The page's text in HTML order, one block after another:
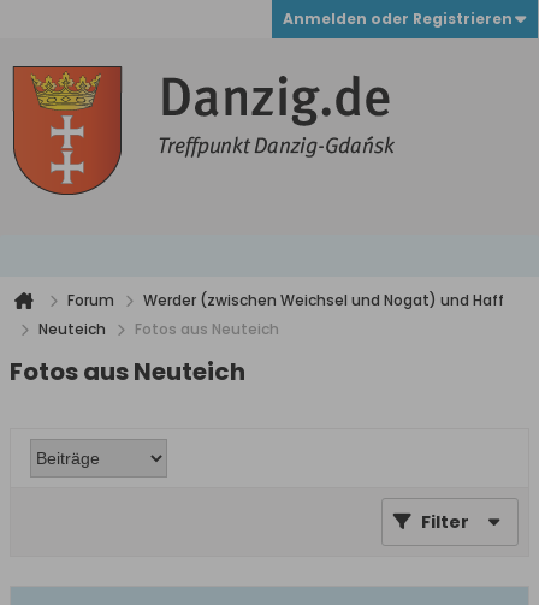
Anmelden oder Registrieren
Forum
Werder (zwischen Weichsel und Nogat) und Haff
Neuteich
Fotos aus Neuteich
Fotos aus Neuteich
Filter